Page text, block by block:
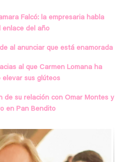
Falcó: la empresaria habla
enlace del año
al anunciar que está enamorada
al que Carmen Lomana ha
elevar sus glúteos
de su relación con Omar Montes y
en Pan Bendito